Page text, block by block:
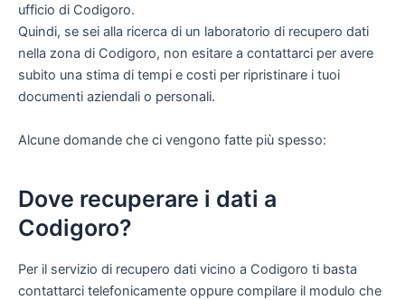
ufficio di Codigoro.
Quindi, se sei alla ricerca di un laboratorio di recupero dati
nella zona di Codigoro, non esitare a contattarci per avere
subito una stima di tempi e costi per ripristinare i tuoi
documenti aziendali o personali.
Alcune domande che ci vengono fatte più spesso:
Dove recuperare i dati a
Codigoro?
Per il servizio di recupero dati vicino a Codigoro ti basta
contattarci telefonicamente oppure compilare il modulo che